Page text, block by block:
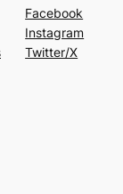
Facebook
Instagram
Twitter/X